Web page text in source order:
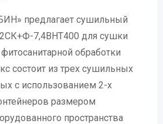
предлагает сушильный
7,4ВНТ400 для сушки
обработки
состоит из трех сушильных
с использованием 2-х
размером
пространства